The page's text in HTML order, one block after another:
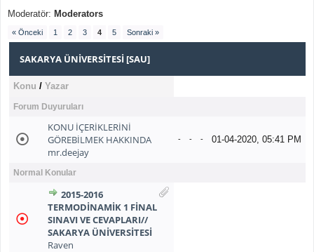
Moderatör: Moderators
« Önceki 1 2 3 4 5 Sonraki »
SAKARYA ÜNIVERSITESI [SAU]
Konu / Yazar
Forum Duyuruları
KONU İÇERİKLERİNİ
GÖREBİLMEK HAKKINDA
mr.deejay
- - - 01-04-2020, 05:41 PM
Normal Konular
2015-2016
TERMODINAMIK 1 FINAL
SINAVI VE CEVAPLARI//
SAKARYA ÜNIVERSITESI
Raven